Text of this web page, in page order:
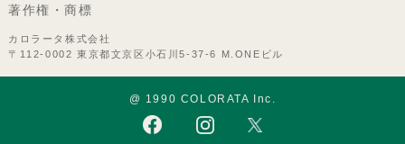
著作権・商標
カロラータ株式会社
〒112-0002 東京都文京区小石川5-37-6 M.ONEビル
@ 1990 COLORATA Inc.